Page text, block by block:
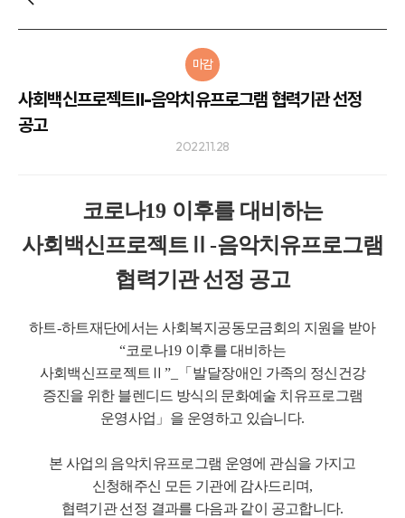
마감
사회백신프로젝트Ⅱ-음악치유프로그램 협력기관 선정
공고
2022.11.28
코로나19 이후를 대비하는
사회백신프로젝트Ⅱ -음악치유프로그램
협력기관 선정 공고
하트-하트재단에서는 사회복지공동모금회의 지원을 받아
“코로나19 이후를 대비하는
사회백신프로젝트 Ⅱ”_ 「 발달장애인 가족의 정신건강
증진을 위한 블렌디드 방식의 문화예술 치유프로그램
운영사업 」 을 운영하고 있습니다.
본 사업의 음악치유프로그램 운영에 관심을 가지고
신청해주신 모든 기관에 감사드리며,
협력기관 선정 결과를 다음과 같이 공고합니다.